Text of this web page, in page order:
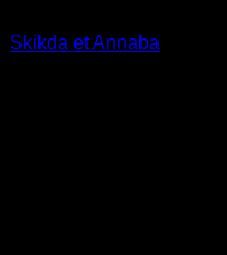
Skikda et Annaba